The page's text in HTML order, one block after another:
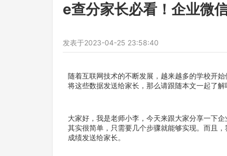
e查分家长必看！企业微
发表于2023-04-25 23:58:40
随着互联网技术的不断发展，越来越多的学校开
将这些数据发送给家长，那么请跟随本文一起了解
大家好，我是老师小李，今天来跟大家分享一下
其实很简单，只需要几个步骤就能够实现。而且
成绩发送给家长。